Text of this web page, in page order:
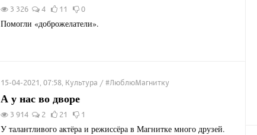
3 326 4 11 0
Помогли «доброжелатели».
15-04-2021, 07:58, Культура / #ЛюблюМагнитку
А у нас во дворе
3 914 2 21 1
У талантливого актёра и режиссёра в Магнитке много друзей.